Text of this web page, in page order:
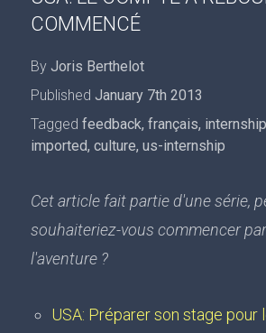
COMMENCÉ
By Joris Berthelot
Published January 7th 2013
Tagged feedback, français, internship
imported, culture, us-internship
Cet article fait partie d'une série,
souhaiteriez-vous commencer
l'aventure ?
USA: Préparer son stage pour